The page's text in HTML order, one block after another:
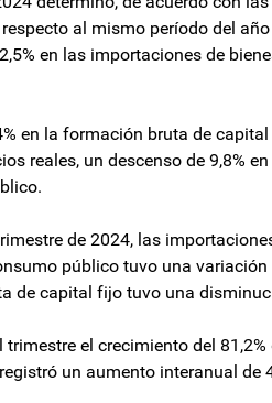
al mismo período del
en las importaciones de
en la formación bruta de
reales, un descenso de 9,8%
de 2024, las
público tuvo una
de capital fijo tuvo una
el crecimiento del 81,2%
un aumento interanual de